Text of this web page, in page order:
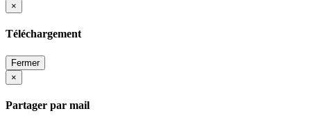
×
Téléchargement
Fermer
×
Partager par mail